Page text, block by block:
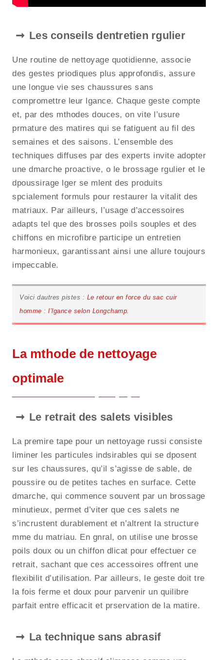
Les conseils dentretien rgulier
Une routine de nettoyage quotidienne, associe
des gestes priodiques plus approfondis, assure
une longue vie ses chaussures sans
compromettre leur lgance. Chaque geste compte
et, par des mthodes douces, on vite l’usure
prmature des matires qui se fatiguent au fil des
semaines et des saisons. L’ensemble des
techniques diffuses par des experts invite adopter
une dmarche proactive, o le brossage rgulier et le
dpoussirage lger se mlent des produits
spcialement formuls pour restaurer la vitalit des
matriaux. Par ailleurs, l’usage d’accessoires
adapts tel que des brosses poils souples et des
chiffons en microfibre participe un entretien
harmonieux, garantissant ainsi une allure toujours
impeccable.
Voici dautres pistes : Le retour en force du sac cuir
homme : l’lgance selon Longchamp.
La mthode de nettoyage
optimale
Le retrait des salets visibles
La premire tape pour un nettoyage russi consiste
liminer les particules indsirables qui se dposent
sur les chaussures, qu’il s’agisse de sable, de
poussire ou de petites taches en surface. Cette
dmarche, qui commence souvent par un brossage
minutieux, permet d’viter que ces salets ne
s’incrustent durablement et n’altrent la structure
mme du matriau. En gnral, on utilise une brosse
poils doux ou un chiffon dlicat pour effectuer ce
retrait, sachant que ces accessoires offrent une
flexibilit d’utilisation. Par ailleurs, le geste doit tre
la fois ferme et doux pour parvenir un quilibre
parfait entre efficacit et prservation de la matire.
La technique sans abrasif